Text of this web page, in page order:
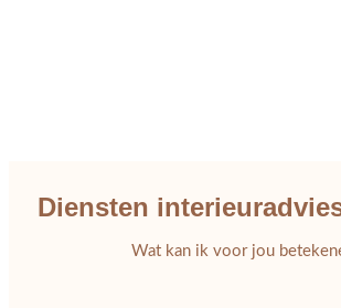
Diensten
Wat kan ik voor jou